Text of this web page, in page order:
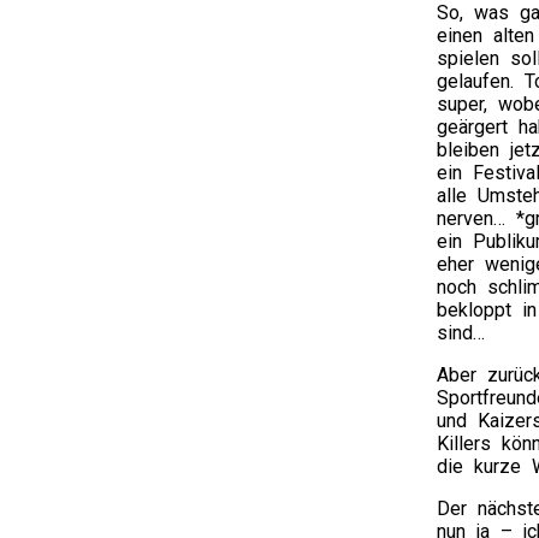
So, was
einen
spielen
gelaufen.
super,
geärgert
bleiben
ein
alle
nerven…
ein
eher
noch
bekloppt in
sind…
Aber
und
Killers
die kurze
Der
nun ja –